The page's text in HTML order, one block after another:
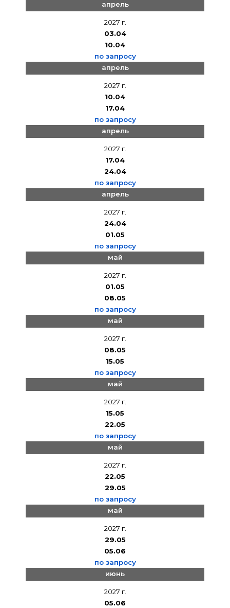
апрель
2027 г.
03.04
10.04
по запросу
апрель
2027 г.
10.04
17.04
по запросу
апрель
2027 г.
17.04
24.04
по запросу
апрель
2027 г.
24.04
01.05
по запросу
май
2027 г.
01.05
08.05
по запросу
май
2027 г.
08.05
15.05
по запросу
май
2027 г.
15.05
22.05
по запросу
май
2027 г.
22.05
29.05
по запросу
май
2027 г.
29.05
05.06
по запросу
июнь
2027 г.
05.06